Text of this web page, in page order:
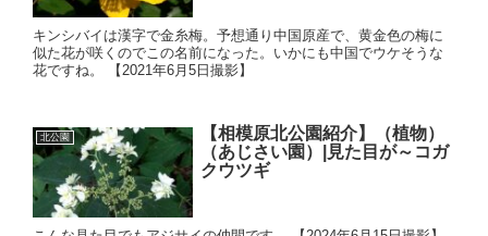
キンシバイは漢字で金糸梅。予想通り中国原産で、黄金色の梅に
似た花が咲くのでこの名前になった。いかにも中国でウケそうな
花ですね。 【2021年6月5日撮影】
北公園
【相模原北公園紹介】（植物）
（あじさい園）|見た目が～コガ
クウツギ